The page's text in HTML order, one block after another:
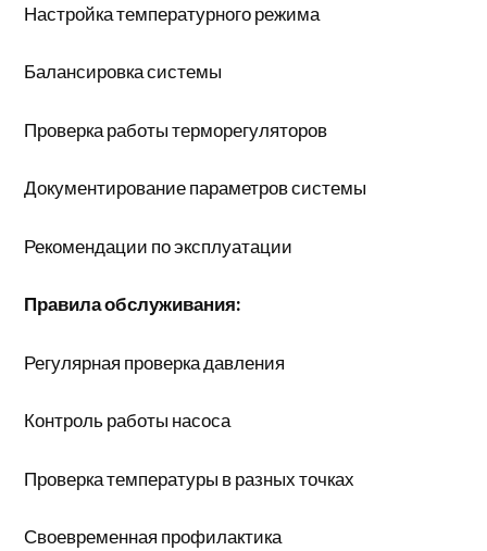
Настройка температурного режима
Балансировка системы
Проверка работы терморегуляторов
Документирование параметров системы
Рекомендации по эксплуатации
Правила обслуживания:
Регулярная проверка давления
Контроль работы насоса
Проверка температуры в разных точках
Своевременная профилактика